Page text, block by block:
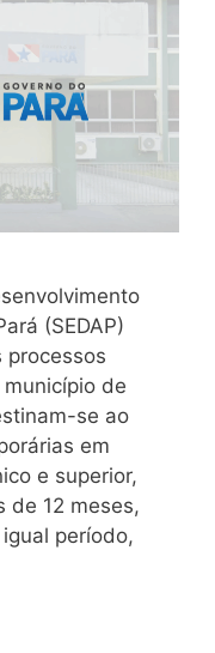
(SEDAP)
processos
de
se ao
em
e superior,
de 12 meses,
período,